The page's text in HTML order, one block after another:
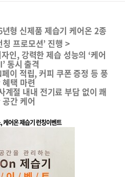
년형 신제품 제습기 케어온 2종
프로모션’ 진행 >
인, 강력한 제습 성능의 ‘케어
’ 동시 출격
페이 적립,커피 쿠폰 증정 등 풍
혜택 마련
계절 내내 전기료 부담 없이 쾌
공간 케어
,케어온 제습기 런칭이벤트